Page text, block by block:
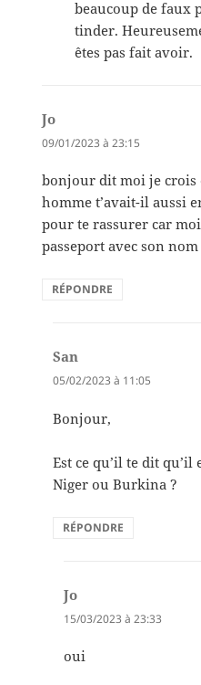
beaucoup de faux
tinder.
êtes pas fait avoir.
Jo
09/01/2023 à 23:15
bonjour dit moi je crois
homme t’avait-il aussi
pour te rassurer car
passeport avec son
RÉPONDRE
San
05/02/2023 à 11:05
Bonjour,
Est ce qu’il te dit
Niger ou Burkina ?
RÉPONDRE
Jo
15/03/2023 à 23:33
oui